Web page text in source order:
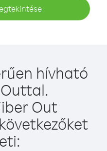
hívható
Out